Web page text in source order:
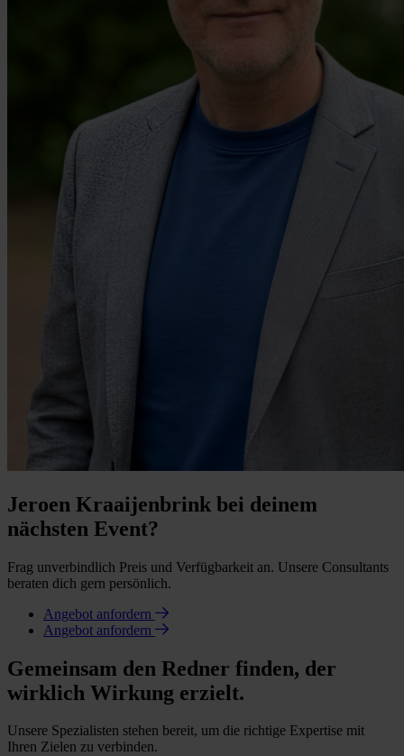
Jeroen Kraaijenbrink bei deinem
nächsten Event?
Frag unverbindlich Preis und Verfügbarkeit an. Unsere Consultants
beraten dich gern persönlich.
Angebot anfordern
Angebot anfordern
Gemeinsam den Redner finden, der
wirklich Wirkung erzielt.
Unsere Spezialisten stehen bereit, um die richtige Expertise mit
Ihren Zielen zu verbinden.